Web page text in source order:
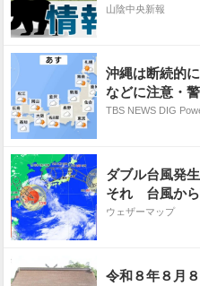
山陰中央新報
沖縄は断続的
などに注意・
が宮崎・鹿児
TBS NEWS DIG
ダブル台風発
それ 台風から
雨などに注意
ウェザーマップ
令和８年８月